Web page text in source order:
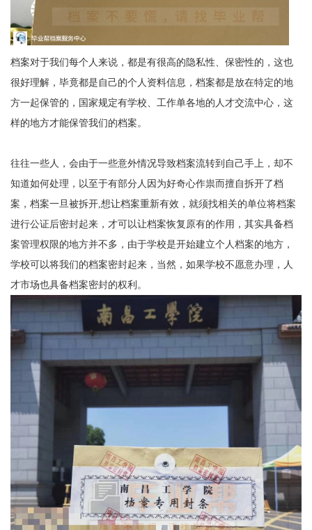
档案对于我们每个人来说，都是有很高的隐私性、保密性的，这也
很好理解，毕竟都是自己的个人资料信息，档案都是放在特定的地
方一起保管的，国家规定有学校、工作单各地的人才交流中心，这
样的地方才能保管我们的档案。
往往一些人，会由于一些意外情况导致档案流转到自己手上，却不
知道如何处理，以至于有部分人因为好奇心作祟而擅自拆开了档
案，档案一旦被拆开,想让档案重新有效，就须找相关的单位将档案
进行公证后密封起来，才可以让档案恢复原有的作用，其实具备档
案管理权限的地方并不多，由于学校是开始建立个人档案的地方，
学校可以将我们的档案密封起来，当然，如果学校不愿意办理，人
才市场也具备档案密封的权利。